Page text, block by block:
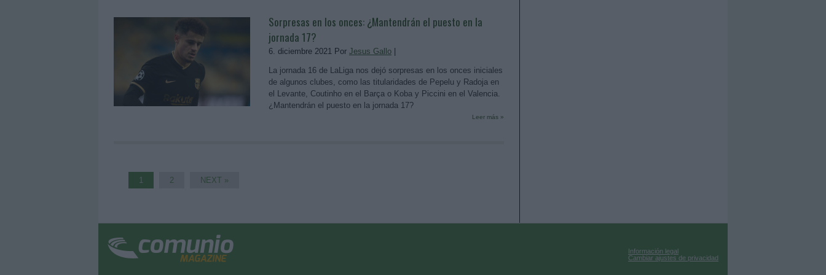
Sorpresas en los onces: ¿Mantendrán el puesto en la
jornada 17?
6. diciembre 2021 Por Jesus Gallo
La jornada 16 de LaLiga nos dejó sorpresas en los onces iniciales
de algunos clubes, como las titularidades de Pepelu y Radoja en
el Levante, Coutinho en el Barça o Koba y Piccini en el Valencia.
¿Mantendrán el puesto en la jornada 17?
Leer más »
1 2 NEXT »
Información legal
Cambiar ajustes de privacidad